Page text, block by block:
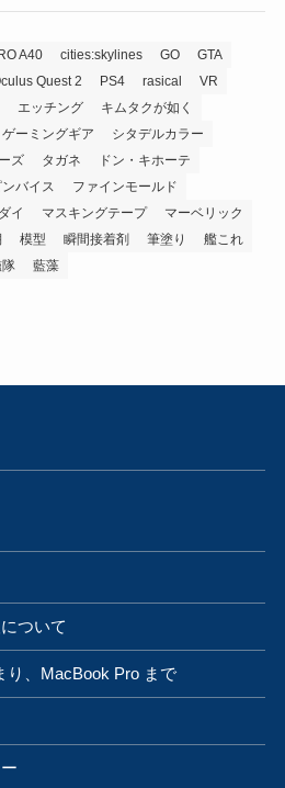
A40 cities:skylines GO
GTA
Quest 2 PS4 rasical
VR
エッチング
キムタクが如く
ゲーミングギア
シタデルカラー
ズ タガネ
ドン・キホーテ
ンバイス
ファインモールド
イ マスキングテープ
マーベリック
模型 瞬間接着剤 筆塗り
艦これ
藍藻
ついて
り、MacBook Pro まで